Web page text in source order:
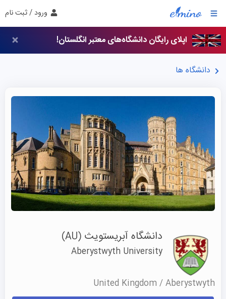
ورود / ثبت نام
اپلای رایگان دانشگاه‌های معتبر انگلستان!
دانشگاه ها
دانشگاه آبریستویث (AU)
Aberystwyth University
United Kingdom / Aberystwyth